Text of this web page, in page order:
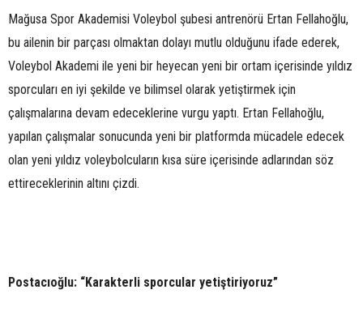
Mağusa Spor Akademisi Voleybol şubesi antrenörü Ertan Fellahoğlu,
bu ailenin bir parçası olmaktan dolayı mutlu olduğunu ifade ederek,
Voleybol Akademi ile yeni bir heyecan yeni bir ortam içerisinde yıldız
sporcuları en iyi şekilde ve bilimsel olarak yetiştirmek için
çalışmalarına devam edeceklerine vurgu yaptı. Ertan Fellahoğlu,
yapılan çalışmalar sonucunda yeni bir platformda mücadele edecek
olan yeni yıldız voleybolcuların kısa süre içerisinde adlarından söz
ettireceklerinin altını çizdi.
Postacıoğlu: “Karakterli sporcular yetiştiriyoruz”